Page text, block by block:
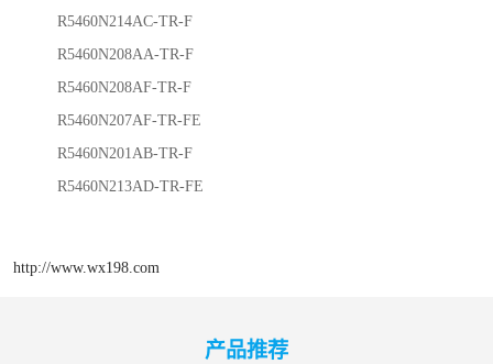
R5460N214AC-TR-F
R5460N208AA-TR-F
R5460N208AF-TR-F
R5460N207AF-TR-FE
R5460N201AB-TR-F
R5460N213AD-TR-FE
http://www.wx198.com
产品推荐